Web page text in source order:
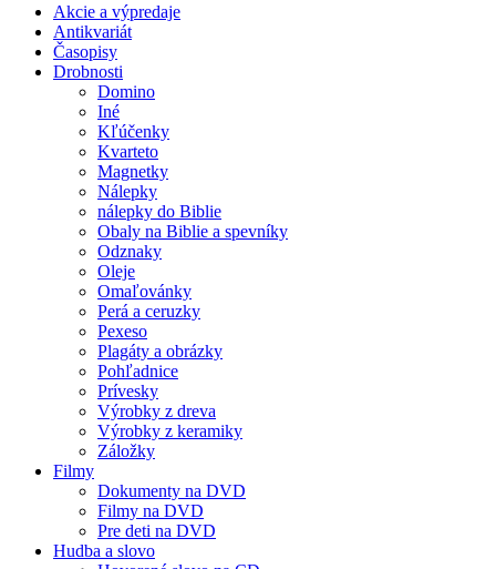
Akcie a výpredaje
Antikvariát
Časopisy
Drobnosti
Domino
Iné
Kľúčenky
Kvarteto
Magnetky
Nálepky
nálepky do Biblie
Obaly na Biblie a spevníky
Odznaky
Oleje
Omaľovánky
Perá a ceruzky
Pexeso
Plagáty a obrázky
Pohľadnice
Prívesky
Výrobky z dreva
Výrobky z keramiky
Záložky
Filmy
Dokumenty na DVD
Filmy na DVD
Pre deti na DVD
Hudba a slovo